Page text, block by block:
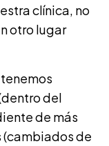
clínica, no
otro lugar
del
de más
(cambiados de